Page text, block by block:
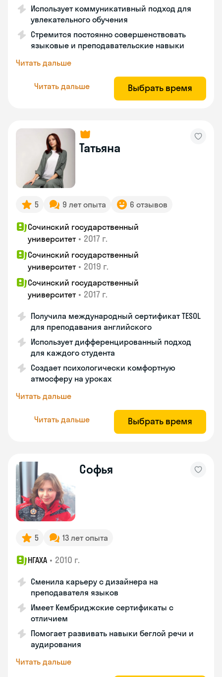
Использует коммуникативный подход для
увлекательного обучения
Стремится постоянно совершенствовать
языковые и преподавательские навыки
Читать дальше
Читать дальше Выбрать время
Татьяна
5 9 лет опыта 6 отзывов
Сочинский государственный
университет • 2017 г.
Сочинский государственный
университет • 2019 г.
Сочинский государственный
университет • 2017 г.
Получила международный сертификат TESOL
для преподавания английского
Использует дифференцированный подход
для каждого студента
Создает психологически комфортную
атмосферу на уроках
Читать дальше
Читать дальше Выбрать время
Софья
5 13 лет опыта
НГАХА • 2010 г.
Сменила карьеру с дизайнера на
преподавателя языков
Имеет Кембриджские сертификаты с
отличием
Помогает развивать навыки беглой речи и
аудирования
Читать дальше